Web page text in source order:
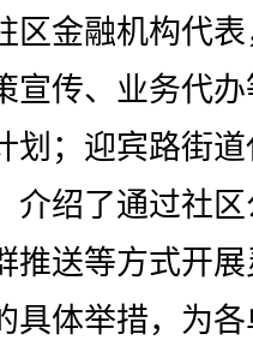
金融机构代表
宣传、业务代
划；迎宾路街
介绍了通过社
推送等方式开
具体举措，为